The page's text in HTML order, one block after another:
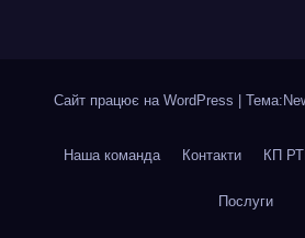
Сайт працює на WordPress
Наша команда Контакти КП
Послуги